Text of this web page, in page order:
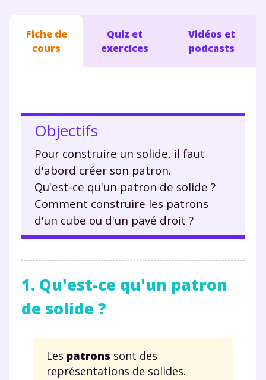
Fiche de
cours
Quiz et
exercices
Vidéos et
podcasts
Objectifs
Pour construire un solide, il faut
d'abord créer son patron.
Qu'est-ce qu'un patron de solide ?
Comment construire les patrons
d'un cube ou d'un pavé droit ?
1. Qu'est-ce qu'un patron
de solide ?
Les patrons sont des
représentations de solides.